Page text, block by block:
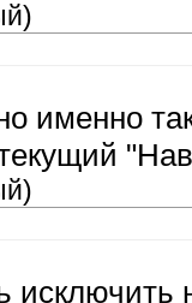
)
именно
)